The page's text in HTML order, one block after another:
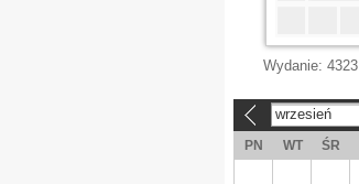
Wydanie: 4323
wrzesień
PN WT ŚR